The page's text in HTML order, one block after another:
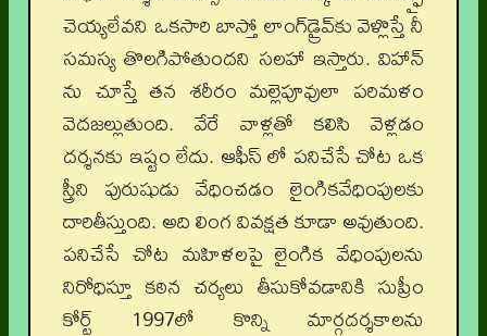
చెయ్యలేవని ఒకసారి బాస్తో లాంగ్‌డ్రైవ్‌కు వెళ్లొస్తే నీ
సమస్య తొలగిపోతుందని సలహా ఇస్తారు. విహాన్
ను చూస్తే తన శరీరం మల్లెపూవులా పరిమళం
వెదజల్లుతుంది. వేరే వాళ్లతో కలిసి వెళ్లడం
దర్శనకు ఇష్టం లేదు. ఆఫీస్ లో పనిచేసే చోట ఒక
స్త్రీని పురుషుడు వేధించడం లైంగికవేధింపులకు
దారితీస్తుంది. అది లింగ వివక్షత కూడా అవుతుంది.
పనిచేసే చోట మహిళలపై లైంగిక వేధింపులను
నిరోధిస్తూ కఠిన చర్యలు తీసుకోవడానికి సుప్రీం
కోర్ట్ 1997లో కొన్ని మార్గదర్శకాలను